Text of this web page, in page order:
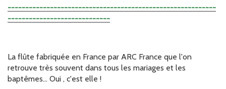
-----------------------------------------------------------
-----------------------------
La flûte fabriquée en France par ARC France que l'on
retrouve très souvent dans tous les mariages et les
baptêmes... Oui , c'est elle !